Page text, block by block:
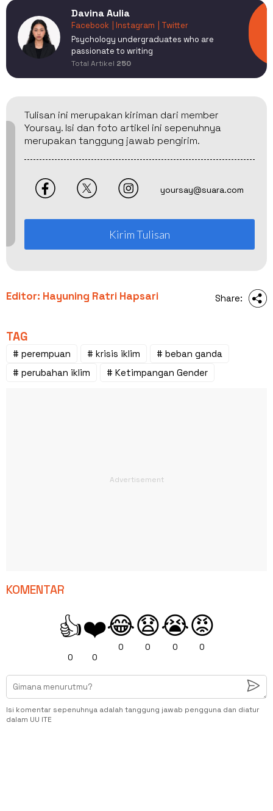
Davina Aulia
Facebook | Instagram
| Twitter
Psychology undergraduates who are
passionate to writing
Total Artikel 250
Tulisan ini merupakan kiriman dari member
Yoursay. Isi dan foto artikel ini sepenuhnya
merupakan tanggung jawab pengirim.
yoursay@suara.com
Kirim Tulisan
Editor: Hayuning Ratri Hapsari Share:
TAG
# perempuan # krisis iklim
# beban ganda
# perubahan iklim
# Ketimpangan Gender
KOMENTAR
👍
0
❤️
0
😂
0
😧
0
😭
0
😡
0
Isi komentar sepenuhnya adalah tanggung jawab pengguna dan diatur
dalam UU ITE